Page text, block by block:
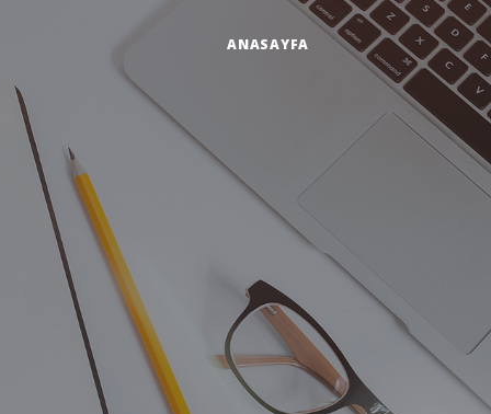
ANASAYFA